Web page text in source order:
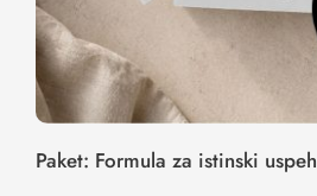
Paket: Formula za istinski uspeh